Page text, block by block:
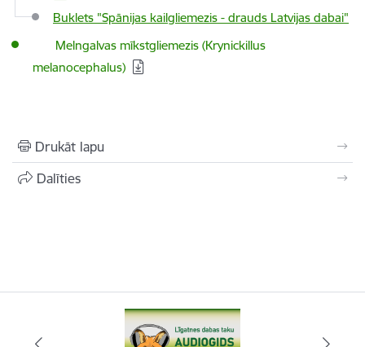
Buklets "Spānijas kailgliemezis - drauds Latvijas dabai"
Melngalvas mīkstgliemezis (Krynickillus
melanocephalus)
Drukāt lapu
Dalīties